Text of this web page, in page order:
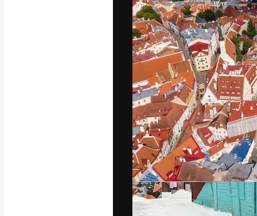
Den kreative platform til at
arbejde. Over 1 million
kreative og virksomheder
studier.
Dansk
Copyright © 2010- 2026 Freepik